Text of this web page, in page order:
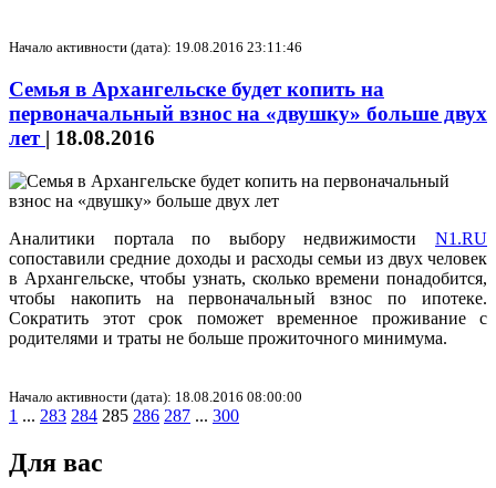
Начало активности (дата): 19.08.2016 23:11:46
Семья в Архангельске будет копить на
первоначальный взнос на «двушку» больше двух
лет | 18.08.2016
Аналитики портала по выбору недвижимости N1.RU
сопоставили средние доходы и расходы семьи из двух человек
в Архангельске, чтобы узнать, сколько времени понадобится,
чтобы накопить на первоначальный взнос по ипотеке.
Сократить этот срок поможет временное проживание с
родителями и траты не больше прожиточного минимума.
Начало активности (дата): 18.08.2016 08:00:00
1 ... 283 284 285 286 287 ... 300
Для вас